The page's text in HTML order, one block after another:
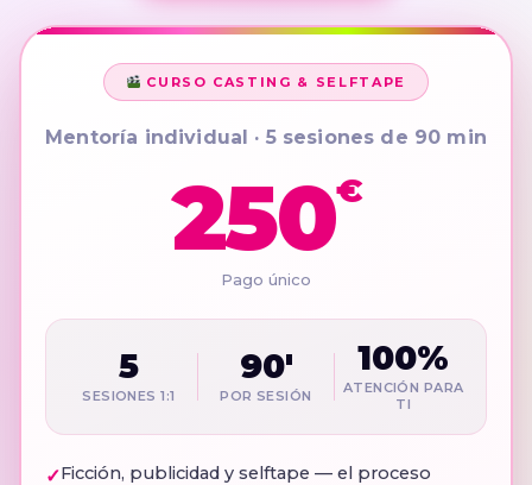
CURSO CASTING & SELFTAPE
Mentoría individual · 5 sesiones de 90 min
250€
Pago único
5
SESIONES 1:1
90'
POR SESIÓN
100%
ATENCIÓN PARA
TI
Ficción, publicidad y selftape — el proceso